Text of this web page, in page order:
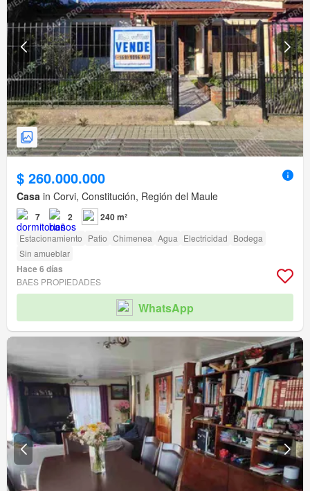
$ 260.000.000
Casa in Corvi, Constitución, Región del Maule
7 2 240 m²
Estacionamiento Patio Chimenea Agua Electricidad Bodega
Sin amueblar
Hace 6 días
BAES PROPIEDADES
WhatsApp